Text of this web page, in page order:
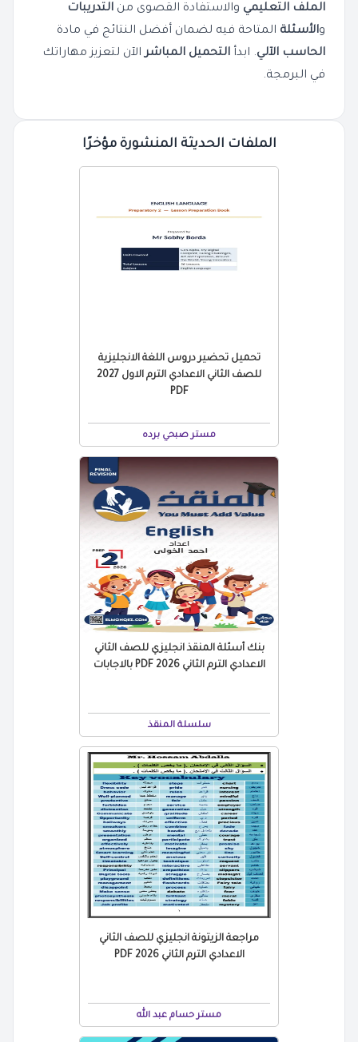
الملف التعليمي والاستفادة القصوى من التدريبات
والأسئلة المتاحة فيه لضمان أفضل النتائج في مادة
الحاسب الآلي. ابدأ التحميل المباشرالآن لتعزيز مهاراتك
في البرمجة.
الملفات الحديثة المنشورة مؤخرًا
تحميل تحضير دروس اللغة الانجليزية
للصف الثاني الاعدادي الترم الاول 2027
PDF
مستر صبحي برده
بنك أسئلة المنقذ انجليزي للصف الثاني
الاعدادي الترم الثاني 2026 PDF بالاجابات
سلسلة المنقذ
مراجعة الزيتونة انجليزي للصف الثاني
الاعدادي الترم الثاني 2026 PDF
مستر حسام عبد الله